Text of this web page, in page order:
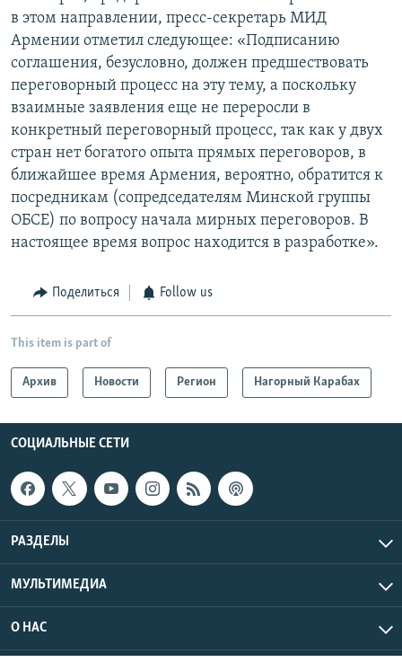
в этом направлении, пресс-секретарь МИД
Армении отметил следующее: «Подписанию
соглашения, безусловно, должен предшествовать
переговорный процесс на эту тему, а поскольку
взаимные заявления еще не переросли в
конкретный переговорный процесс, так как у двух
стран нет богатого опыта прямых переговоров, в
ближайшее время Армения, вероятно, обратится к
посредникам (сопредседателям Минской группы
ОБСЕ) по вопросу начала мирных переговоров. В
настоящее время вопрос находится в разработке».
Поделиться Follow us
This item is part of
Архив Новости Регион Нагорный Карабах
СОЦИАЛЬНЫЕ СЕТИ
РАЗДЕЛЫ
МУЛЬТИМЕДИА
О НАС